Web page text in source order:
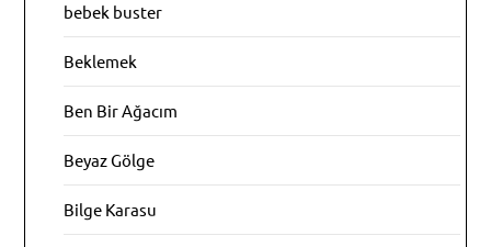
bebek buster
Beklemek
Ben Bir Ağacım
Beyaz Gölge
Bilge Karasu